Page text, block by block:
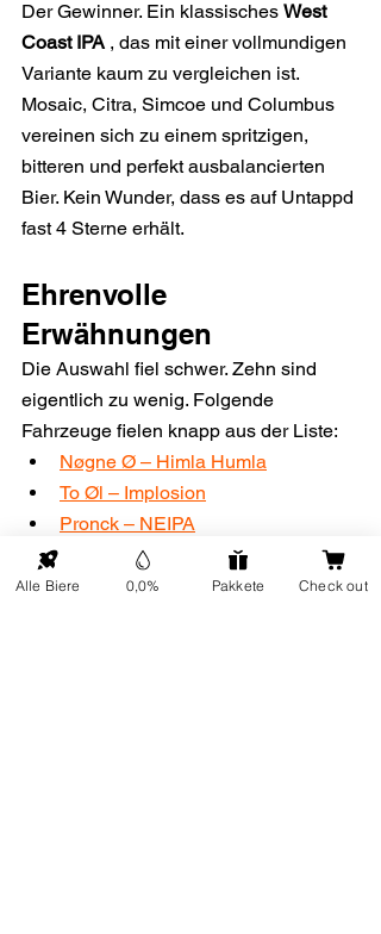
Der Gewinner. Ein klassisches West
Coast IPA , das mit einer vollmundigen
Variante kaum zu vergleichen ist.
Mosaic, Citra, Simcoe und Columbus
vereinen sich zu einem spritzigen,
bitteren und perfekt ausbalancierten
Bier. Kein Wunder, dass es auf Untappd
fast 4 Sterne erhält.
Ehrenvolle
Erwähnungen
Die Auswahl fiel schwer. Zehn sind
eigentlich zu wenig. Folgende
Fahrzeuge fielen knapp aus der Liste:
Nøgne Ø – Himla Humla
To Øl – Implosion
Pronck – NEIPA
Hoop Brewery – Hula Hula
Alle Biere 0,0% Pakkete Check out